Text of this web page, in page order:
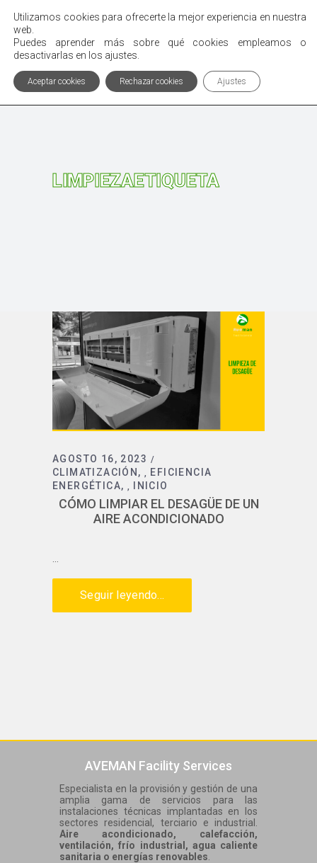
Menú
LIMPIEZAETIQUETA
AGOSTO 16, 2023
CLIMATIZACIÓN
EFICIENCIA
ENERGÉTICA
INICIO
CÓMO LIMPIAR EL DESAGÜE DE UN
AIRE ACONDICIONADO
Seguir leyendo...
AVEMAN Facility Services
Especialista en la provisión y gestión de una
amplia gama de servicios para las
instalaciones técnicas implantadas en los
sectores residencial, terciario e industrial.
Aire acondicionado, calefacción,
ventilación, frío industrial, agua caliente
sanitaria o energías renovables
Utilizamos cookies para ofrecerte la mejor experiencia en nuestra
web.
Puedes aprender más sobre qué cookies empleamos o
desactivarlas en los ajustes.
Aceptar cookies Rechazar cookies Ajustes